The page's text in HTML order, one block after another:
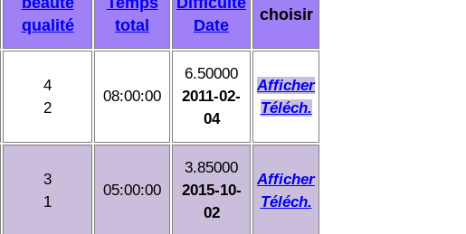
qualité
total
Date
choisir
4
2
08:00:00
6.50000
2011-02-
04
Afficher
Téléch.
3
1
05:00:00
3.85000
2015-10-
02
Afficher
Téléch.